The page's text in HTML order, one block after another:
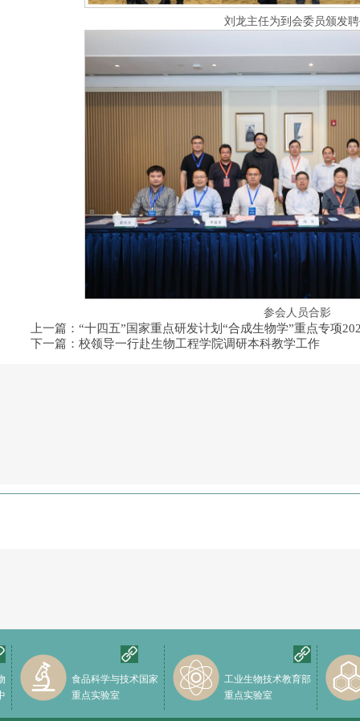
刘龙主任为到会委员颁发
参会人员合影
上一篇：“十四五”国家重点研发计划“合成生物学”重点专项
下一篇：校领导一行赴生物工程学院调研本科教学工作
食品科学与技术国家
重点实验室
工业生物技术教育部
重点实验室